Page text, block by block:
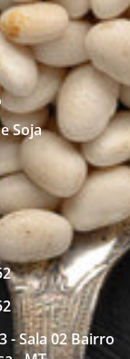
Soja
- Sala 02 Bairro